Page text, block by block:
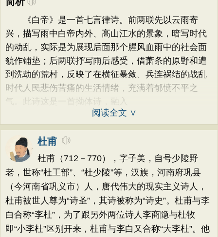
《白帝》是一首七言律诗。前两联先以云雨寄
兴，描写雨中白帝内外、高山江水的景象，暗写时代
的动乱，实际是为展现后面那个腥风血雨中的社会面
貌作铺垫；后两联抒写雨后感受，借萧条的原野和遭
到洗劫的荒村，反映了在横征暴敛、兵连祸结的战乱
时代人民悲伤苦痛的生活情绪，充满着郁愤不平之
气。此诗这是一首拗体诗，融入
阅读全文 ∨
杜甫
杜甫（712－770），字子美，自号少陵野
老，世称“杜工部”、“杜少陵”等，汉族，河南府巩县
（今河南省巩义市）人，唐代伟大的现实主义诗人，
杜甫被世人尊为“诗圣”，其诗被称为“诗史”。杜甫与李
白合称“李杜”，为了跟另外两位诗人李商隐与杜牧
即“小李杜”区别开来，杜甫与李白又合称“大李杜”。他